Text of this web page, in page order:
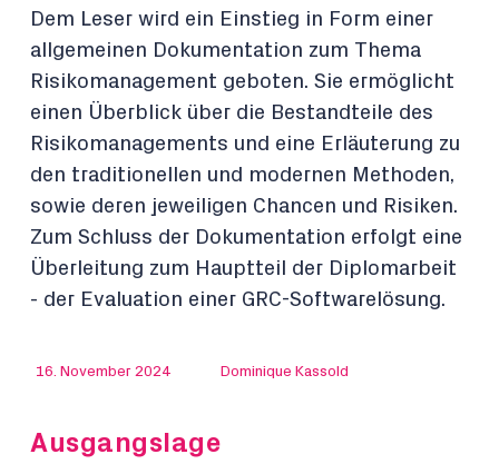
Dem Leser wird ein Einstieg in Form einer
allgemeinen Dokumentation zum Thema
Risikomanagement geboten. Sie ermöglicht
einen Überblick über die Bestandteile des
Risikomanagements und eine Erläuterung zu
den traditionellen und modernen Methoden,
sowie deren jeweiligen Chancen und Risiken.
Zum Schluss der Dokumentation erfolgt eine
Überleitung zum Hauptteil der Diplomarbeit
- der Evaluation einer GRC-Softwarelösung.
16. November 2024 Dominique Kassold
Ausgangslage